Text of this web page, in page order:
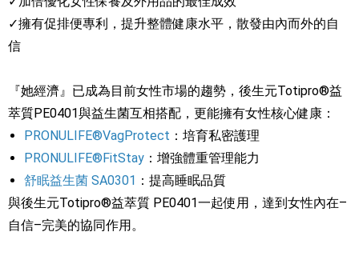
✓擁有促排便專利，提升整體健康水平，散發由內而外的自
信
『她經濟』已成為目前女性市場的趨勢，後生元Totipro®益
萃質PE0401與益生菌互相搭配，更能擁有女性核心健康：
PRONULIFE®VagProtect ：培育私密護理
PRONULIFE®FitStay ：增強體重管理能力
舒眠益生菌 SA0301 ：提高睡眠品質
與後生元Totipro®益萃質 PE0401一起使用，達到女性內在–
自信–完美的協同作用。